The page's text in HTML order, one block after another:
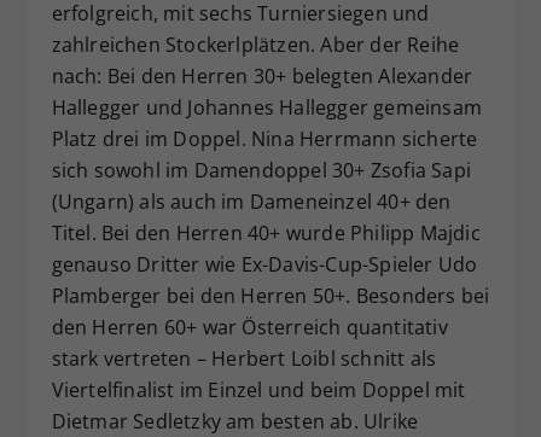
erfolgreich, mit sechs Turniersiegen und
zahlreichen Stockerlplätzen. Aber der Reihe
nach: Bei den Herren 30+ belegten Alexander
Hallegger und Johannes Hallegger gemeinsam
Platz drei im Doppel. Nina Herrmann sicherte
sich sowohl im Damendoppel 30+ Zsofia Sapi
(Ungarn) als auch im Dameneinzel 40+ den
Titel. Bei den Herren 40+ wurde Philipp Majdic
genauso Dritter wie Ex-Davis-Cup-Spieler Udo
Plamberger bei den Herren 50+. Besonders bei
den Herren 60+ war Österreich quantitativ
stark vertreten – Herbert Loibl schnitt als
Viertelfinalist im Einzel und beim Doppel mit
Dietmar Sedletzky am besten ab. Ulrike